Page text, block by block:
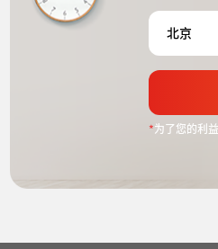
*为了您的利